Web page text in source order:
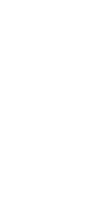
Cuando la
serán
peticiones, se
hará pública
solicitantes
plazo de 10
Si tras la
domicilio
monoparental
remunerada,
académico de
sorteo público